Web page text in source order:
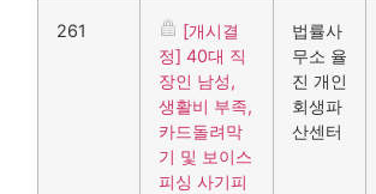
261
[개시결
정] 40대 직
장인 남성,
생활비 부족,
카드돌려막
기 및 보이스
피싱 사기피
법률사
무소 율
진 개인
회생파
산센터